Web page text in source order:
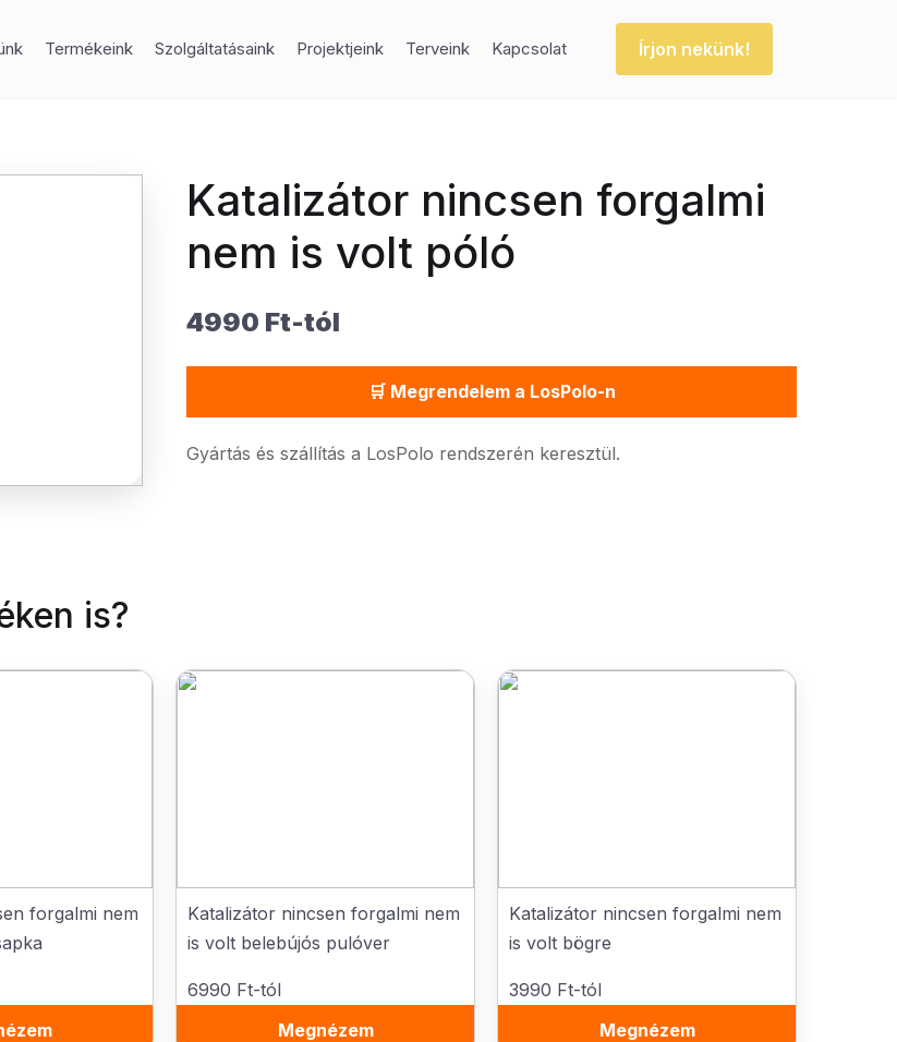
Termékeink Szolgáltatásaink Projektjeink Terveink Kapcsolat Írjon nekünk!
Katalizátor nincsen forgalmi
nem is volt póló
4990 Ft-tól
🛒 Megrendelem a LosPolo-n
Gyártás és szállítás a LosPolo rendszerén keresztül.
is?
forgalmi nem
Katalizátor nincsen forgalmi nem
is volt belebújós pulóver
6990 Ft-tól
Megnézem
Katalizátor nincsen forgalmi nem
is volt bögre
3990 Ft-tól
Megnézem